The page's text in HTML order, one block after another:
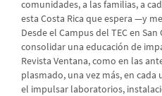
comunidades, a las familias, a
esta Costa Rica que espera —y
Desde el Campus del TEC en
consolidar una educación de
Revista Ventana, como en las
plasmado, una vez más, en cada
el impulsar laboratorios,